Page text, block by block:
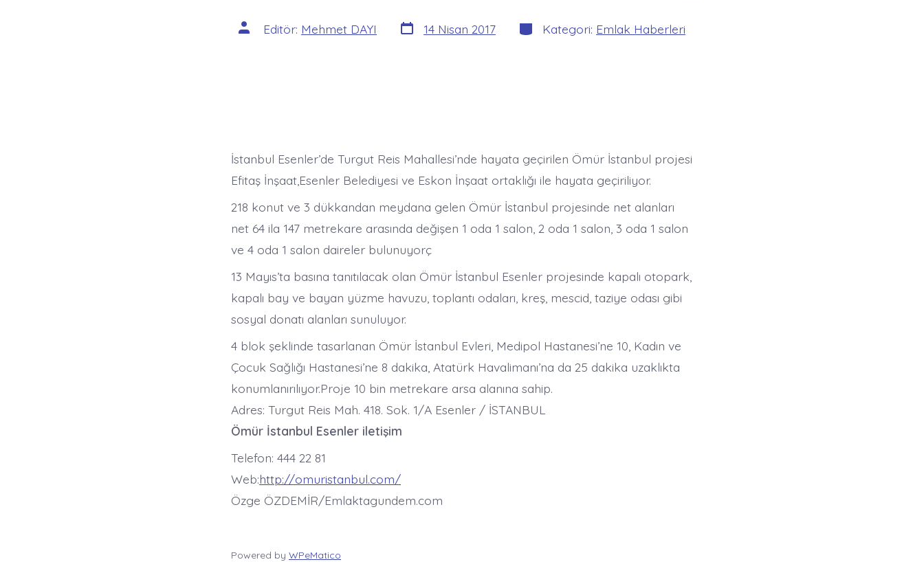
Yazının
yazarı
Editör: Mehmet DAYI Yazı
tarihi
14 Nisan 2017 Kategoriler
Kategori: Emlak Haberleri
İstanbul Esenler’de Turgut Reis Mahallesi’nde hayata geçirilen Ömür İstanbul projesi
Efitaş İnşaat,Esenler Belediyesi ve Eskon İnşaat ortaklığı ile hayata geçiriliyor.
218 konut ve 3 dükkandan meydana gelen Ömür İstanbul projesinde net alanları
net 64 ila 147 metrekare arasında değişen 1 oda 1 salon, 2 oda 1 salon, 3 oda 1 salon
ve 4 oda 1 salon daireler bulunuyorç
13 Mayıs’ta basına tanıtılacak olan Ömür İstanbul Esenler projesinde kapalı otopark,
kapalı bay ve bayan yüzme havuzu, toplantı odaları, kreş, mescid, taziye odası gibi
sosyal donatı alanları sunuluyor.
4 blok şeklinde tasarlanan Ömür İstanbul Evleri, Medipol Hastanesi’ne 10, Kadın ve
Çocuk Sağlığı Hastanesi’ne 8 dakika, Atatürk Havalimanı’na da 25 dakika uzaklıkta
konumlanırılıyor.Proje 10 bin metrekare arsa alanına sahip.
Adres: Turgut Reis Mah. 418. Sok. 1/A Esenler / İSTANBUL
Ömür İstanbul Esenler iletişim
Telefon: 444 22 81
Web:http://omuristanbul.com/
Özge ÖZDEMİR/Emlaktagundem.com
Powered by WPeMatico